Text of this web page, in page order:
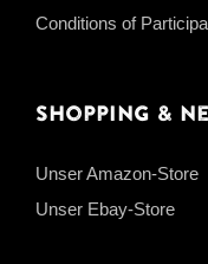
Conditions of
Shopping &
Unser Amazon-Store
Unser Ebay-Store